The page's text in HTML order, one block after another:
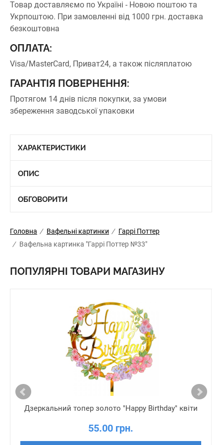
Товар доставляємо по Україні - Новою поштою та
Укрпоштою. При замовленні від 1000 грн. доставка
безкоштовна
ОПЛАТА:
Visa/MasterCard, Приват24, а також післяплатою
ГАРАНТІЯ ПОВЕРНЕННЯ:
Протягом 14 днів після покупки, за умови
збереження заводської упаковки
ХАРАКТЕРИСТИКИ
ОПИС
ОБГОВОРИТИ
Головна / Вафельні картинки / Гаррі Поттер
/ Вафельна картинка "Гаррі Поттер №33"
ПОПУЛЯРНІ ТОВАРИ МАГАЗИНУ
Дзеркальний топер золото "Happy Birthday" квіти
55.00 грн.